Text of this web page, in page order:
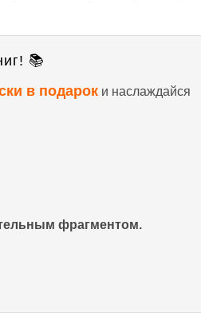
📚
в подарок и наслаждайся
фрагментом.